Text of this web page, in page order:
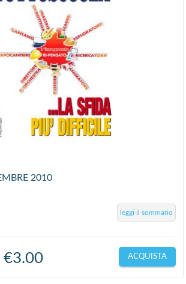
2010
leggi il sommario
€3.00 ACQUISTA